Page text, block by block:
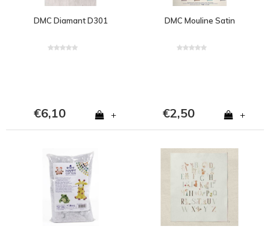
DMC Diamant D301
€6,10 +
DMC Mouline Satin
€2,50 +